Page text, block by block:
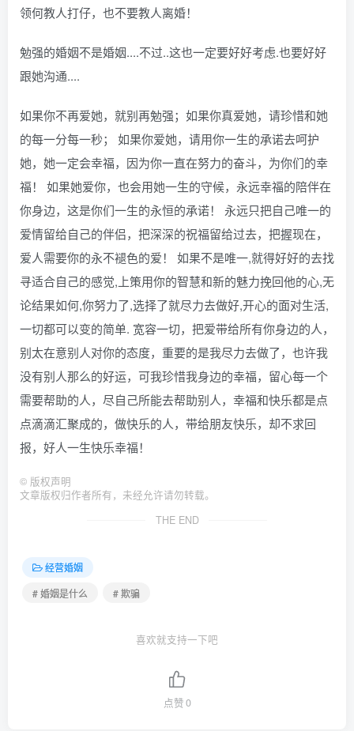
领何教人打仔，也不要教人离婚！
勉强的婚姻不是婚姻....不过..这也一定要好好考虑.也要好好
跟她沟通....
如果你不再爱她，就别再勉强；如果你真爱她，请珍惜和她
的每一分每一秒； 如果你爱她，请用你一生的承诺去呵护
她，她一定会幸福，因为你一直在努力的奋斗，为你们的幸
福！ 如果她爱你，也会用她一生的守候，永远幸福的陪伴在
你身边，这是你们一生的永恒的承诺！ 永远只把自己唯一的
爱情留给自己的伴侣，把深深的祝福留给过去，把握现在，
爱人需要你的永不褪色的爱！ 如果不是唯一,就得好好的去找
寻适合自己的感觉,上策用你的智慧和新的魅力挽回他的心,无
论结果如何,你努力了,选择了就尽力去做好,开心的面对生活,
一切都可以变的简单. 宽容一切，把爱带给所有你身边的人，
别太在意别人对你的态度，重要的是我尽力去做了，也许我
没有别人那么的好运，可我珍惜我身边的幸福，留心每一个
需要帮助的人，尽自己所能去帮助别人，幸福和快乐都是点
点滴滴汇聚成的，做快乐的人，带给朋友快乐，却不求回
报，好人一生快乐幸福！
© 版权声明
文章版权归作者所有，未经允许请勿转载。
THE END
经营婚姻
# 婚姻是什么
# 欺骗
喜欢就支持一下吧
点赞0